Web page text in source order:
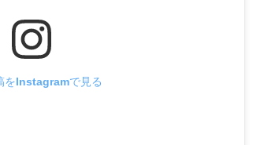
をInstagramで見る